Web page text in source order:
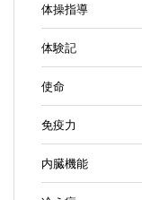
体操指導
体験記
使命
免疫力
内臓機能